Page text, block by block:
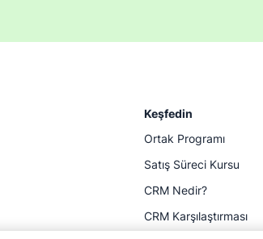
Keşfedin
Ortak Programı
Satış Süreci Kursu
CRM Nedir?
CRM Karşılaştırması